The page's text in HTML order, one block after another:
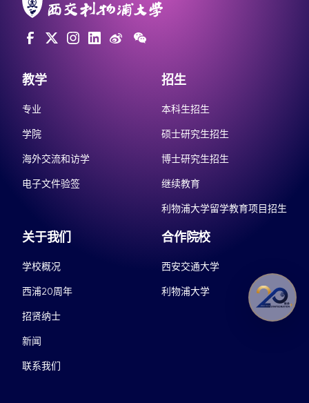
教学
专业
学院
海外交流和访学
电子文件验签
招生
本科生招生
硕士研究生招生
博士研究生招生
继续教育
利物浦大学留学教育项目招生
关于我们
学校概况
西浦20周年
招贤纳士
新闻
联系我们
合作院校
西安交通大学
利物浦大学